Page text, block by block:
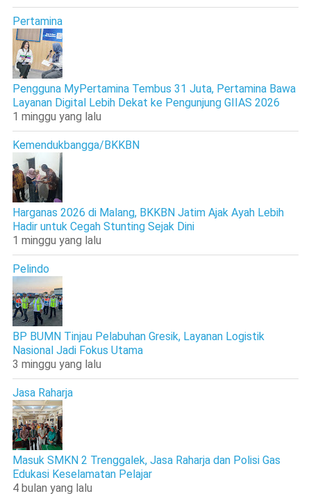
Pertamina
Pengguna MyPertamina Tembus 31 Juta, Pertamina Bawa
Layanan Digital Lebih Dekat ke Pengunjung GIIAS 2026
1 minggu yang lalu
Kemendukbangga/BKKBN
Harganas 2026 di Malang, BKKBN Jatim Ajak Ayah Lebih
Hadir untuk Cegah Stunting Sejak Dini
1 minggu yang lalu
Pelindo
BP BUMN Tinjau Pelabuhan Gresik, Layanan Logistik
Nasional Jadi Fokus Utama
3 minggu yang lalu
Jasa Raharja
Masuk SMKN 2 Trenggalek, Jasa Raharja dan Polisi Gas
Edukasi Keselamatan Pelajar
4 bulan yang lalu